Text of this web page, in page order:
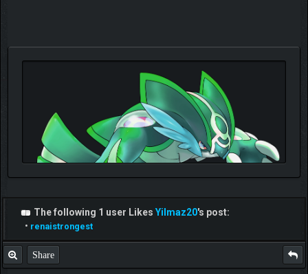
The following 1 user Likes Yilmaz20's post:
• renaistrongest
Share